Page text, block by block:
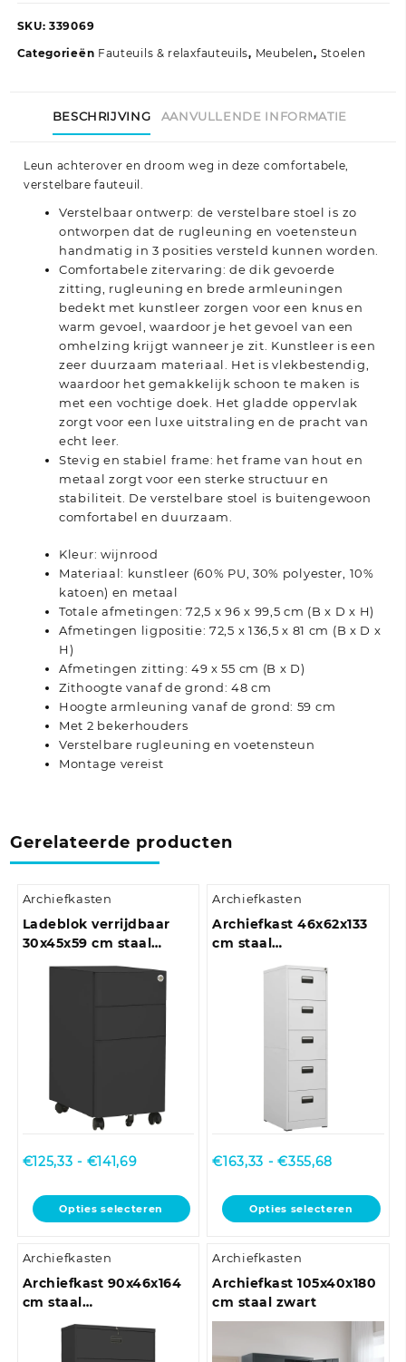
wijnrood
SKU: 339069
Categorieën Fauteuils & relaxfauteuils, Meubelen, Stoelen
BESCHRIJVING AANVULLENDE INFORMATIE
Leun achterover en droom weg in deze comfortabele,
verstelbare fauteuil.
Verstelbaar ontwerp: de verstelbare stoel is zo
ontworpen dat de rugleuning en voetensteun
handmatig in 3 posities versteld kunnen worden.
Comfortabele zitervaring: de dik gevoerde
zitting, rugleuning en brede armleuningen
bedekt met kunstleer zorgen voor een knus en
warm gevoel, waardoor je het gevoel van een
omhelzing krijgt wanneer je zit. Kunstleer is een
zeer duurzaam materiaal. Het is vlekbestendig,
waardoor het gemakkelijk schoon te maken is
met een vochtige doek. Het gladde oppervlak
zorgt voor een luxe uitstraling en de pracht van
echt leer.
Stevig en stabiel frame: het frame van hout en
metaal zorgt voor een sterke structuur en
stabiliteit. De verstelbare stoel is buitengewoon
comfortabel en duurzaam.
Kleur: wijnrood
Materiaal: kunstleer (60% PU, 30% polyester, 10%
katoen) en metaal
Totale afmetingen: 72,5 x 96 x 99,5 cm (B x D x H)
Afmetingen ligpositie: 72,5 x 136,5 x 81 cm (B x D x
H)
Afmetingen zitting: 49 x 55 cm (B x D)
Zithoogte vanaf de grond: 48 cm
Hoogte armleuning vanaf de grond: 59 cm
Met 2 bekerhouders
Verstelbare rugleuning en voetensteun
Montage vereist
Gerelateerde producten
Archiefkasten
Ladeblok verrijdbaar
30x45x59 cm staal
antracietkleurig
€125,33 - €141,69Prijsklasse:
tot
€141,69
Opties selecteren
Dit
product
meerdere
variaties.
Deze
Archiefkasten
Archiefkast 46x62x133
cm staal
antracietkleurig
€163,33 - €355,68
tot
€355,68
Opties selecteren
Dit
product
meerdere
variaties.
Deze
optie
gekozen
Archiefkasten
Archiefkast 90x46x164
cm staal
antracietkleurig
Archiefkasten
Archiefkast 105x40x180
cm staal zwart